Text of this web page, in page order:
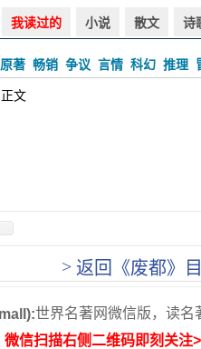
我读过的 小说 散文 诗
著 畅销 争议 言情 科幻 推理
文
> 返回《废都》
世界名著网微信版，读名
微信扫描右侧二维码即刻关注